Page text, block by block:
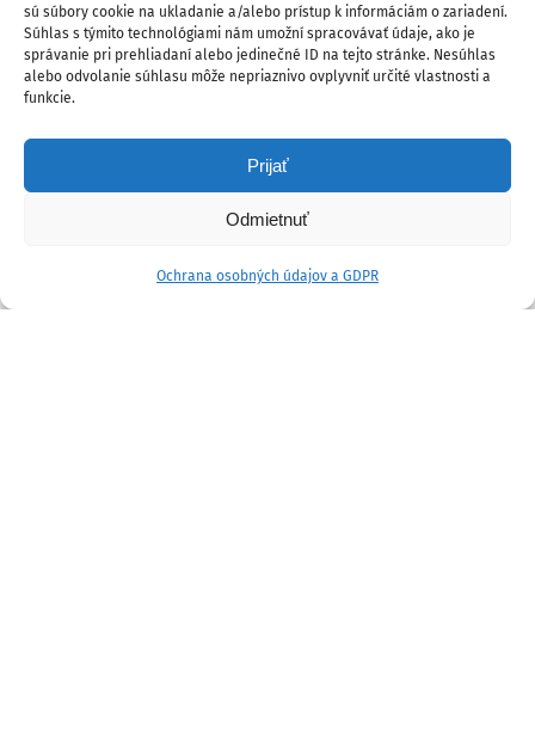
sú súbory cookie na ukladanie a/alebo prístup k informáciám o zariadení.
Súhlas s týmito technológiami nám umožní spracovávať údaje, ako je
správanie pri prehliadaní alebo jedinečné ID na tejto stránke. Nesúhlas
alebo odvolanie súhlasu môže nepriaznivo ovplyvniť určité vlastnosti a
funkcie.
Prijať
Odmietnuť
Ochrana osobných údajov a GDPR